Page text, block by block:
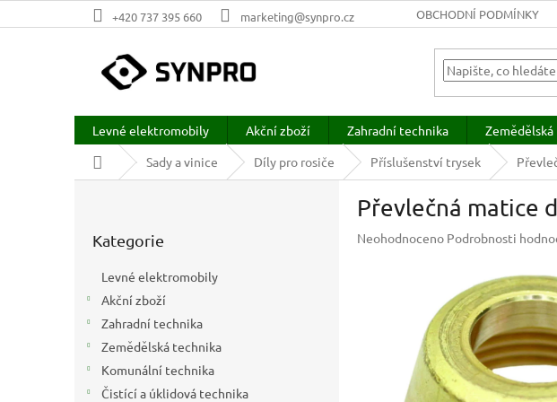
na
+420 737 395 660 marketing@synpro.cz OBCHODNÍ PODMÍNKY
Levné elektromobily Akční zboží Zahradní technika
Domů Sady a vinice Díly pro rosiče Příslušenství trysek
kategorie
Kategorie
Levné elektromobily
Akční zboží
Zahradní technika
Zemědělská technika
Komunální technika
Čistící a úklidová technika
Převlečná matice
Průměrné
Neohodnoceno Podrobnosti